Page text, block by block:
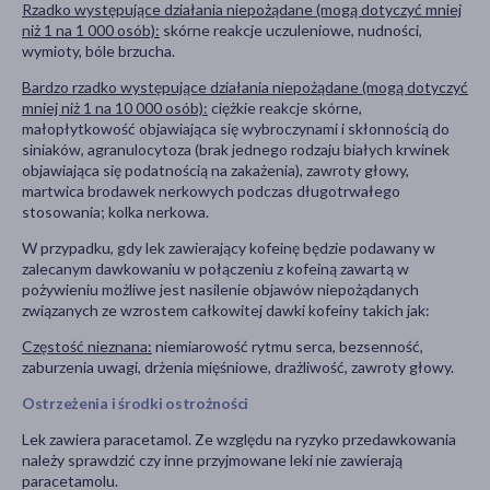
Rzadko występujące działania niepożądane (mogą dotyczyć mniej
niż 1 na 1 000 osób): skórne reakcje uczuleniowe, nudności,
wymioty, bóle brzucha.
Bardzo rzadko występujące działania niepożądane (mogą dotyczyć
mniej niż 1 na 10 000 osób): ciężkie reakcje skórne,
małopłytkowość objawiająca się wybroczynami i skłonnością do
siniaków, agranulocytoza (brak jednego rodzaju białych krwinek
objawiająca się podatnością na zakażenia), zawroty głowy,
martwica brodawek nerkowych podczas długotrwałego
stosowania; kolka nerkowa.
W przypadku, gdy lek zawierający kofeinę będzie podawany w
zalecanym dawkowaniu w połączeniu z kofeiną zawartą w
pożywieniu możliwe jest nasilenie objawów niepożądanych
związanych ze wzrostem całkowitej dawki kofeiny takich jak:
Częstość nieznana: niemiarowość rytmu serca, bezsenność,
zaburzenia uwagi, drżenia mięśniowe, drażliwość, zawroty głowy.
Ostrzeżenia i środki ostrożności
Lek zawiera paracetamol. Ze względu na ryzyko przedawkowania
należy sprawdzić czy inne przyjmowane leki nie zawierają
paracetamolu.